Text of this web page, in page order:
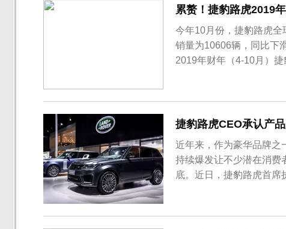
累赘！捷豹路虎2019
今年10月份，捷豹路虎全
销量为10606辆，同比下
2019年财年（4-10月）
211965辆，同比下滑
捷豹路虎CEO承认产
近年来，作为豪华品牌之
持续爆发让不少潜在消费
底。近日，捷豹路虎首席
年损失了超过10万辆的
年度美国汽...